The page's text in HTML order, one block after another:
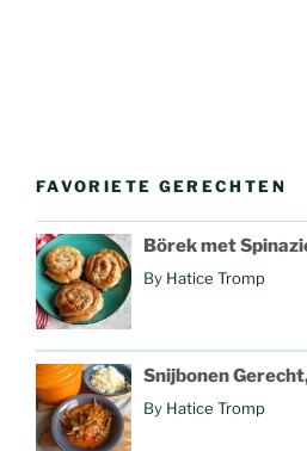
FAVORIETE GERECHTEN
Börek met
By Hatice Tromp
Snijbonen
By Hatice Tromp